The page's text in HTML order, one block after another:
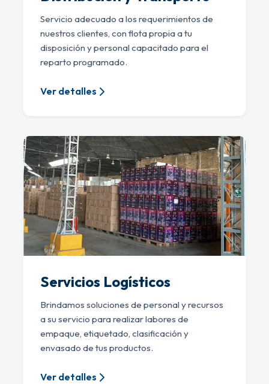
Servicio adecuado a los requerimientos de
nuestros clientes, con flota propia a tu
disposición y personal capacitado para el
reparto programado.
Ver detalles
Servicios Logísticos
Brindamos soluciones de personal y recursos
a su servicio para realizar labores de
empaque, etiquetado, clasificación y
envasado de tus productos.
Ver detalles